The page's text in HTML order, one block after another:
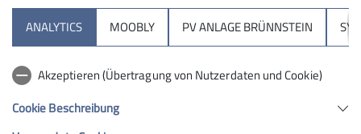
Hochrieshütte
ANALYTICS MOOBLY PV ANLAGE BRÜNNSTEIN
Akzeptieren (Übertragung von Nutzerdaten und Cookie)
Cookie Beschreibung